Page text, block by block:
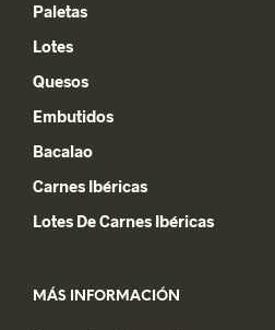
Paletas
Lotes
Quesos
Embutidos
Bacalao
Carnes Ibéricas
Lotes De Carnes Ibéricas
MÁS INFORMACIÓN